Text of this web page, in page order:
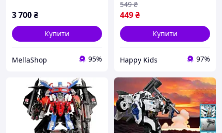
3 700₴
Купити
MellaShop 95%
449₴
549 ₴
Купити
Happy Kids 97%